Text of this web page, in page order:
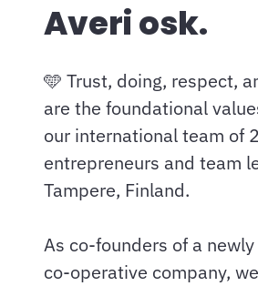
Averi osk.
🩵 Trust, doing, respect,
are the foundational
our international team of
entrepreneurs and team
Tampere, Finland.
As co-founders of a
co-operative company,